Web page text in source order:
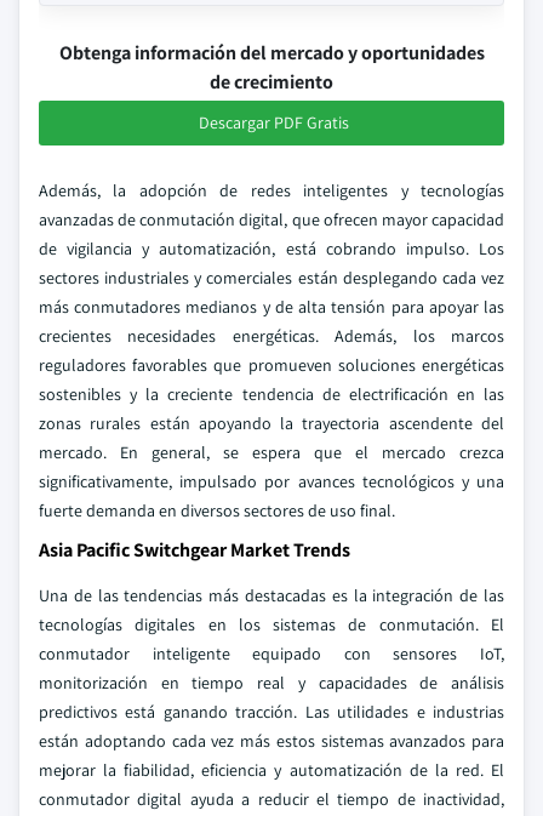
Obtenga información del mercado y oportunidades
de crecimiento
Descargar PDF Gratis
Además, la adopción de redes inteligentes y tecnologías
avanzadas de conmutación digital, que ofrecen mayor capacidad
de vigilancia y automatización, está cobrando impulso. Los
sectores industriales y comerciales están desplegando cada vez
más conmutadores medianos y de alta tensión para apoyar las
crecientes necesidades energéticas. Además, los marcos
reguladores favorables que promueven soluciones energéticas
sostenibles y la creciente tendencia de electrificación en las
zonas rurales están apoyando la trayectoria ascendente del
mercado. En general, se espera que el mercado crezca
significativamente, impulsado por avances tecnológicos y una
fuerte demanda en diversos sectores de uso final.
Asia Pacific Switchgear Market Trends
Una de las tendencias más destacadas es la integración de las
tecnologías digitales en los sistemas de conmutación. El
conmutador inteligente equipado con sensores IoT,
monitorización en tiempo real y capacidades de análisis
predictivos está ganando tracción. Las utilidades e industrias
están adoptando cada vez más estos sistemas avanzados para
mejorar la fiabilidad, eficiencia y automatización de la red. El
conmutador digital ayuda a reducir el tiempo de inactividad,